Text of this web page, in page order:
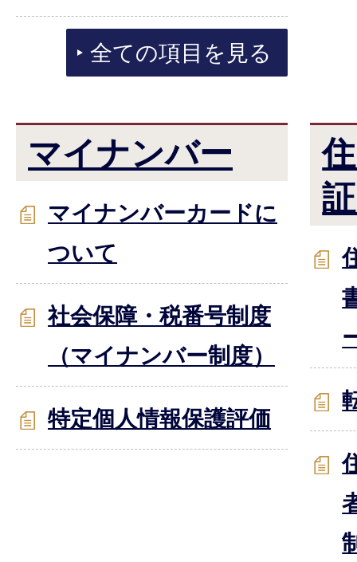
全ての項目を見る
マイナンバー
マイナンバーカードに
ついて
社会保障・税番号制度
（マイナンバー制度）
特定個人情報保護評価